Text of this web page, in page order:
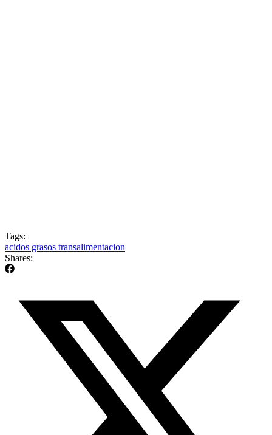
Tags:
acidos grasos transalimentacion
Shares: